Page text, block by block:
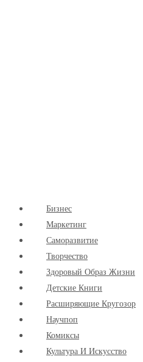
Бизнес
Маркетинг
Cаморазвитие
Творчество
Здоровый Образ Жизни
Детские Книги
Расширяющие Кругозор
Научпоп
Комиксы
Культура И Искусство